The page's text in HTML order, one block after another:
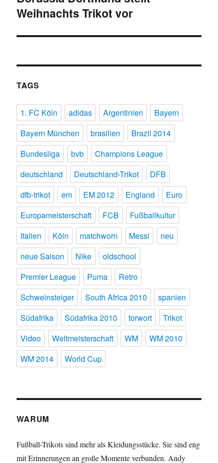
Weihnachts Trikot vor
TAGS
1. FC Köln adidas Argentinien
Bayern
Bayern München
brasilien
Brazil 2014
Bundesliga
bvb
Champions League
deutschland
Deutschland-Trikot
DFB
dfb-trikot
em EM 2012 England
Euro
Europameisterschaft
FCB
Fußballkultur
Italien
Köln matchworn Messi
neu
neue Saison
Nike
oldschool
Premier League
Puma
Retro
Schweinsteiger
South Africa 2010
spanien
Südafrika
Südafrika 2010 torwort
Trikot
Video
Weltmeisterschaft WM
WM 2010
WM 2014
World Cup
WARUM
Fußball-Trikots sind mehr als Kleidungsstücke. Sie sind eng
mit Erinnerungen an große Momente verbunden. Andy